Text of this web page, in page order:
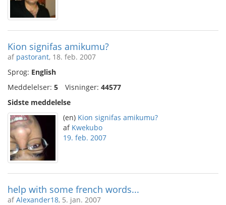
Kion signifas amikumu?
af pastorant, 18. feb. 2007
Sprog: English
Meddelelser: 5 Visninger: 44577
Sidste meddelelse
(en) Kion signifas amikumu?
af Kwekubo
19. feb. 2007
help with some french words...
afAlexander18, 5. jan. 2007